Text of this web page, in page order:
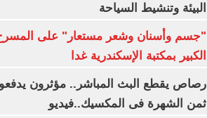
البيئة وتنشيط السياحة
"جسم وأسنان وشعر مستعار" على
الكبير بمكتبة الإسكندرية غدا
رصاص يقطع البث المباشر.. مؤثرون
ثمن الشهرة فى المكسيك..فيديو